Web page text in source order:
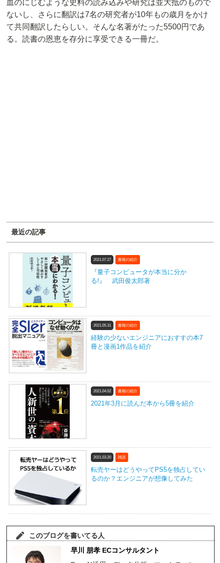
血のにじむような史料の読み込みや研究は並大抵のもので
ないし、さらに翻訳は7名の研究者が10年もの歳月をかけ
て共同翻訳したらしい。そんな名著がたった5500円であ
る。読書の恩恵を存分に享受できる一冊だ。
最近の記事
2021.07.27 書籍の紹介
『量子コンピュータが本当に分か
る!』 武田俊太郎著
2021.05.31 書籍の紹介
経験の少ないエンジニアにおすすの本7
冊と漫画1作品を紹介
2021.04.02 書籍の紹介
2021年3月に読んだ本から5冊を紹介
2021.03.20 雑談
転売ヤーはどうやってPS5を独占してい
るのか？エンジニアが想像してみた
このブログを書いてる人
早川 朋孝 ECコンサルタント